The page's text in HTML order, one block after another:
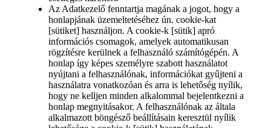
Az Adatkezelő fenntartja magának a jogot, hogy a
honlapjának üzemeltetéséhez ún. cookie-kat
[sütiket] használjon. A cookie-k [sütik] apró
információs csomagok, amelyek automatikusan
rögzítésre kerülnek a felhasználó számítógépén. A
honlap így képes személyre szabott használatot
nyújtani a felhasználónak, információkat gyűjteni a
használatra vonatkozóan és arra is lehetőség nyílik,
hogy ne kelljen minden alkalommal bejelentkezni a
honlap megnyitásakor. A felhasználónak az általa
alkalmazott böngésző beállításain keresztül nyílik